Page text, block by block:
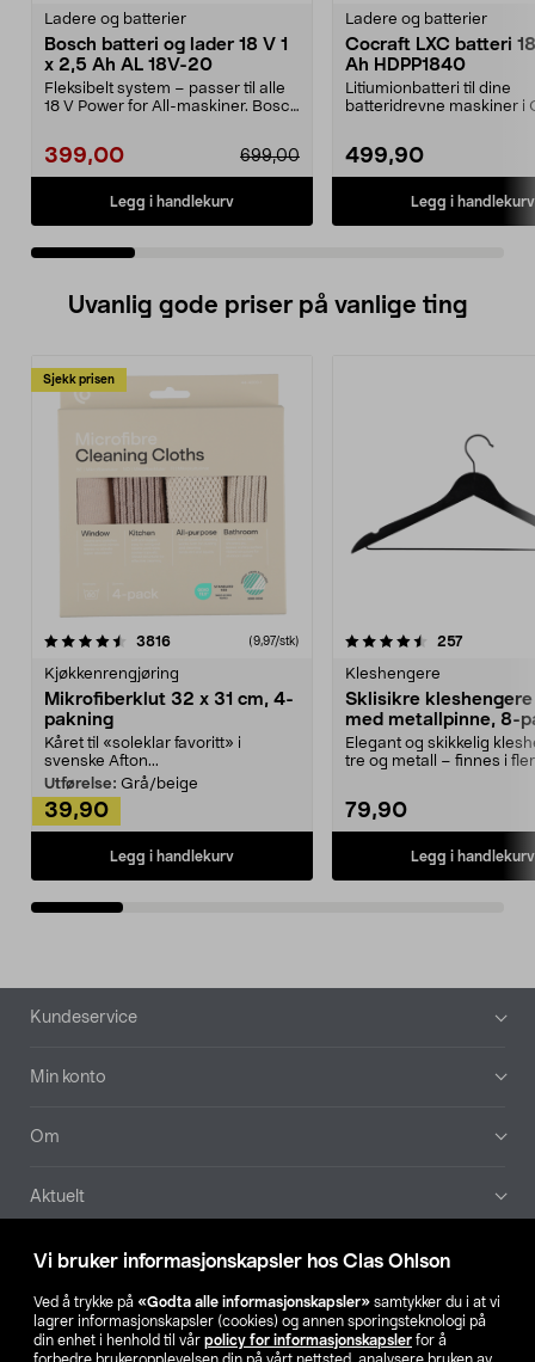
Vi bruker informasjonskapsler hos Clas Ohlson
Ved å trykke på «Godta alle informasjonskapsler» samtykker du i at vi
lagrer informasjonskapsler (cookies) og annen sporingsteknologi på
din enhet i henhold til vår policy for informasjonskapsler for å
Ladere og batterier
Bosch batteri og lader 18 V 1
x 2,5 Ah AL 18V-20
Fleksibelt system – passer til alle
18 V Power for All-maskiner. Bosch
399,00 699,00
Legg i handlekurv
Ladere og batterier
Cocraft LXC batteri
Ah HDPP1840
Litiumionbatteri til dine
batteridrevne maskiner i
499,90
Legg i handlekurv
Uvanlig gode priser på vanlige ting
Sjekk prisen
3816anmeldelser(9,97/stk)
Kjøkkenrengjøring
Mikrofiberklut 32 x 31 cm, 4-
pakning
Kåret til «soleklar favoritt» i
svenske Afton...
Utførelse: Grå/beige
39,90
Legg i handlekurv
4.5av 5 stjerner 257
Kleshengere
Sklisikre
med metallpinne, 8-
Elegant og skikkelig
tre og metall – finnes i
79,90
Legg i handlekurv
4.5av 5 stjerner
Bunntekst
Kundeservice
Min konto
Om
Aktuelt
Våre selskaper
Finn din butikk